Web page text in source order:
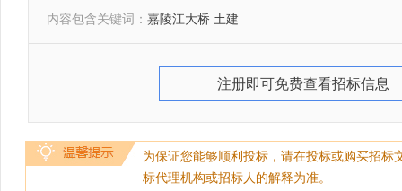
内容包含关键词： 嘉陵江大桥 土建
注册即可免费查看招标信息
为保证您能够顺利投标，请在投标或购买招
标代理机构或招标人的解释为准。